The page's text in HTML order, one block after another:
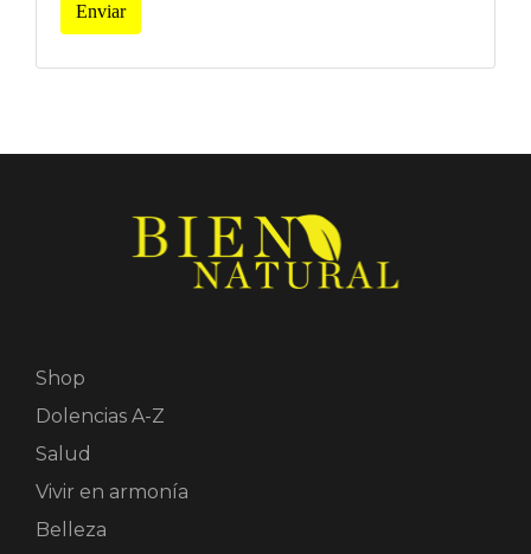
Enviar
Shop
Dolencias A-Z
Salud
Vivir en armonía
Belleza